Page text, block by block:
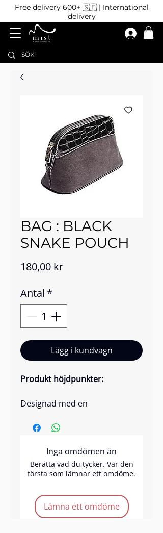
Free delivery 600+ 🇸🇪 | International
delivery
BAG : BLACK
SNAKE POUCH
180,00 krPris
Antal *
Lägg i kundvagn
Produkt höjdpunkter:
Designad med en
är vår Black Snake Pouch
din skönhetsförvaring smidig,
praktisk och elegant.
Inga omdömen än
Berätta vad du tycker. Var den
första som lämnar ett omdöme.
Lämna ett omdöme